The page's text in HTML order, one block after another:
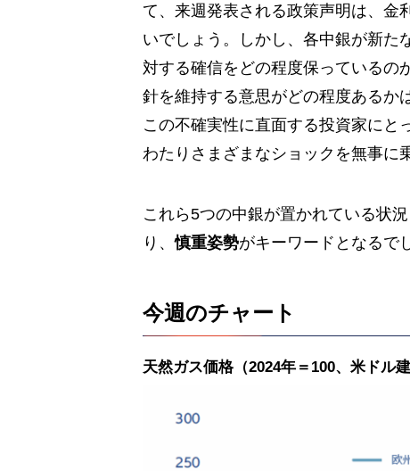
て、来週発表される政策声明は、金
いでしょう。しかし、各中銀が新た
対する確信をどの程度保っているの
針を維持する意思がどの程度あるか
この不確実性に直面する投資家にと
わたりさまざまなショックを無事に
これら5つの中銀が置かれている状
り、慎重姿勢がキーワードとなるで
今週のチャート
天然ガス価格（2024年＝100、米ドル建